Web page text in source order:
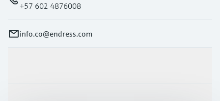
+57 602 4876008
info.co@endress.com